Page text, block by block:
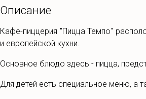
Описание
Кафе-пиццерия "Пицца Темпо"
и европейской кухни.
Основное блюдо здесь - пицца,
Для детей есть специальное меню, а